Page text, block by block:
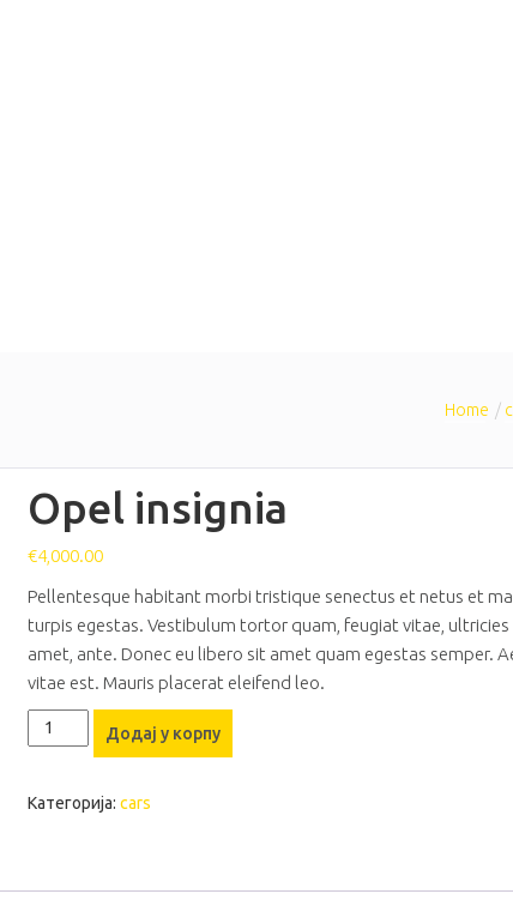
Home
Opel insignia
€4,000.00
Pellentesque habitant morbi tristique senectus et netus et
turpis egestas. Vestibulum tortor quam, feugiat vitae,
amet, ante. Donec eu libero sit amet quam egestas semper.
vitae est. Mauris placerat eleifend leo.
Opel
insignia
Додај у корпу
Категорија:cars